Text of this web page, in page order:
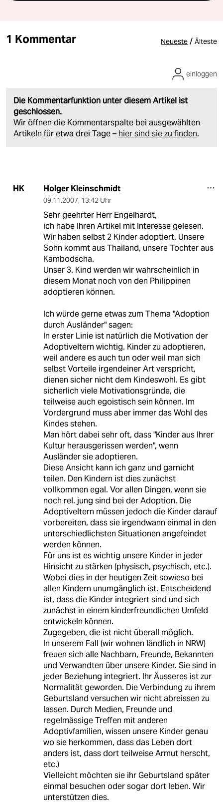
1 Kommentar Neueste / Älteste
Die Kommentarfunktion unter diesem Artikel ist
geschlossen.
Wir öffnen die Kommentarspalte bei ausgewählten
Artikeln für etwa drei Tage – hier sind sie zu finden.
einloggen
HK Holger Kleinschmidt
09.11.2007, 13:42 Uhr
Sehr geehrter Herr Engelhardt,
ich habe Ihren Artikel mit Interesse gelesen.
Wir haben selbst 2 Kinder adoptiert. Unsere
Sohn kommt aus Thailand, unsere Tochter aus
Kambodscha.
Unser 3. Kind werden wir wahrscheinlich in
diesem Monat noch von den Philippinen
adoptieren können.
Ich würde gerne etwas zum Thema "Adoption
durch Ausländer" sagen:
In erster Linie ist natürlich die Motivation der
Adoptiveltern wichtig. Kinder zu adoptieren,
weil andere es auch tun oder weil man sich
selbst Vorteile irgendeiner Art verspricht,
dienen sicher nicht dem Kindeswohl. Es gibt
sicherlich viele Motivationsgründe, die
teilweise auch egoistisch sein können. Im
Vordergrund muss aber immer das Wohl des
Kindes stehen.
Man hört dabei sehr oft, dass "Kinder aus Ihrer
Kultur herausgerissen werden", wenn
Ausländer sie adoptieren.
Diese Ansicht kann ich ganz und garnicht
teilen. Den Kindern ist dies zunächst
vollkommen egal. Vor allen Dingen, wenn sie
noch rel. jung sind bei der Adoption. Die
Adoptiveltern müssen jedoch die Kinder darauf
vorbereiten, dass sie irgendwann einmal in den
unterschiedlichsten Situationen angefeindet
werden können.
Für uns ist es wichtig unsere Kinder in jeder
Hinsicht zu stärken (physisch, psychisch, etc.).
Wobei dies in der heutigen Zeit sowieso bei
allen Kindern unumgänglich ist. Entscheidend
ist, dass die Kinder integriert sind und sich
zunächst in einem kinderfreundlichen Umfeld
entwickeln können.
Zugegeben, die ist nicht überall möglich.
In unserem Fall (wir wohnen ländlich in NRW)
freuen sich alle Nachbarn, Freunde, Bekannten
und Verwandten über unsere Kinder. Sie sind in
jeder Beziehung integriert. Ihr Äusseres ist zur
Normalität geworden. Die Verbindung zu ihrem
Geburtsland versuchen wir nicht abreissen zu
lassen. Durch Medien, Freunde und
regelmässige Treffen mit anderen
Adoptivfamilien, wissen unsere Kinder genau
wo sie herkommen, dass das Leben dort
anders ist, dass dort teilweise Armut herscht,
etc.)
Vielleicht möchten sie ihr Geburtsland später
einmal besuchen oder sogar dort leben. Wir
unterstützen dies.